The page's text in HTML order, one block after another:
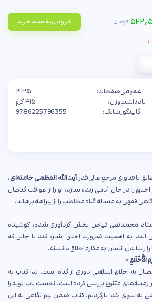
تومان افزودن به سبد خرید
عمومی
یادداشت
گالینگور
صفحات:
۳۳۵
وزن:
۴۱۵ گرم
شابک:
9786225796355
با فتاوای مرجع عالی‌قدر آیت‌الله العظمی خامنه‌ای،
را در جان آدمی زنده سازد، او را از عواقب گناهان
فقهی به مساله گناه مخاطب را از بیراهه برهاند.
استاد محمدتقی فیاض بخش گردآوری شده، کوشیده
به اهمیت ضرورت اخلاق اشاره کند تا جایی که
انسان به مکارم اخلاق دانسته.
الْأَخْلَاقِ»
به اخلاق اسلامی دوری از گناه است. لذا کتاب به
زمینه‌های متنوع بررسی کرده است. نخست باب توبه را
به سوی خدا بازگردیم. کتاب ضمن نیم نگاهی به این